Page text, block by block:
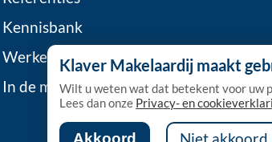
Kennisbank
Werken bij Klaver
In de media
Klaver Makelaardij maakt
Wilt u weten wat dat betekent voor uw
Lees dan onze Privacy- en
Akkoord Niet akkoord